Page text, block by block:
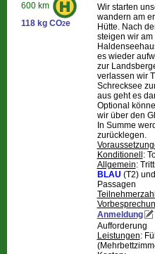
600 km
118 kg CO2e
Wir starten
wandern am
Hütte. Nach
steigen wir
es wieder
zur
verlassen wir
Schrecksee
aus geht es
Optional
wir über den
In Summe
zurücklegen.
Konditionell :
Allgemein:
BLAU (T2)
Passagen
Anmeldung
Aufforderung
Leistungen: